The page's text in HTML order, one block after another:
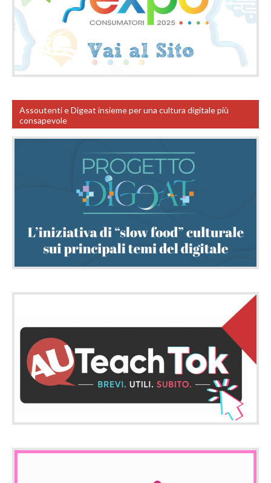
Assoutenti e Digeat insieme per una cultura digitale più
consapevole